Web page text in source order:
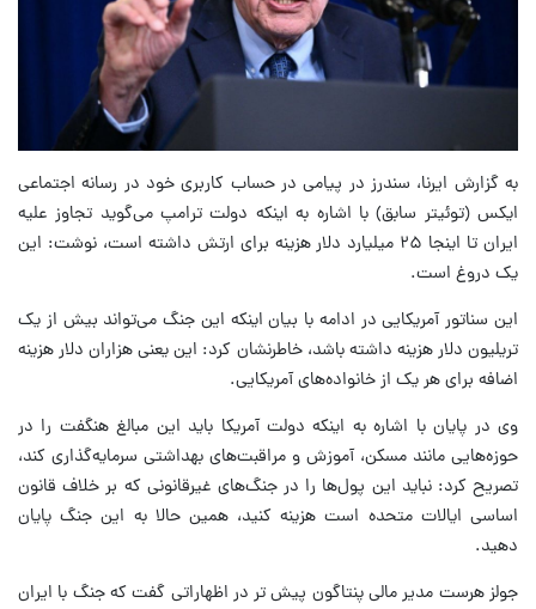
به گزارش ایرنا، سندرز در پیامی در حساب کاربری خود در رسانه اجتماعی
ایکس (توئیتر سابق) با اشاره به اینکه دولت ترامپ می‌گوید تجاوز علیه
ایران تا اینجا ۲۵ میلیارد دلار هزینه برای ارتش داشته است، نوشت: این
یک دروغ است.
این سناتور آمریکایی در ادامه با بیان اینکه این جنگ می‌تواند بیش از یک
تریلیون دلار هزینه داشته باشد، خاطرنشان کرد: این یعنی هزاران دلار هزینه
اضافه برای هر یک از خانواده‌های آمریکایی.
وی در پایان با اشاره به اینکه دولت آمریکا باید این مبالغ هنگفت را در
حوزه‌هایی مانند مسکن، آموزش و مراقبت‌های بهداشتی سرمایه‌گذاری کند،
تصریح کرد: نباید این پول‌ها را در جنگ‌های غیرقانونی که بر خلاف قانون
اساسی ایالات متحده است هزینه کنید، همین حالا به این جنگ پایان
دهید.
جولز هرست مدیر مالی پنتاگون پیش تر در اظهاراتی گفت که جنگ با ایران